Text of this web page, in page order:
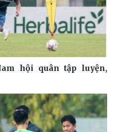
hội quân tập luyện,